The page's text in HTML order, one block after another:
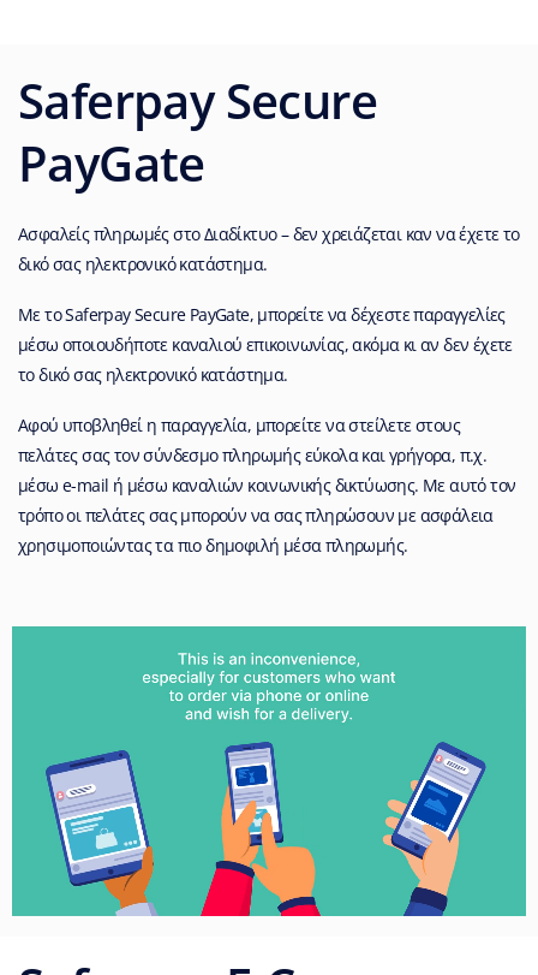
Saferpay Secure
PayGate
Ασφαλείς πληρωμές στο Διαδίκτυο – δεν χρειάζεται καν να έχετε το
δικό σας ηλεκτρονικό κατάστημα.
Με το Saferpay Secure PayGate, μπορείτε να δέχεστε παραγγελίες
μέσω οποιουδήποτε καναλιού επικοινωνίας, ακόμα κι αν δεν έχετε
το δικό σας ηλεκτρονικό κατάστημα.
Αφού υποβληθεί η παραγγελία, μπορείτε να στείλετε στους
πελάτες σας τον σύνδεσμο πληρωμής εύκολα και γρήγορα, π.χ.
μέσω e-mail ή μέσω καναλιών κοινωνικής δικτύωσης. Με αυτό τον
τρόπο οι πελάτες σας μπορούν να σας πληρώσουν με ασφάλεια
χρησιμοποιώντας τα πιο δημοφιλή μέσα πληρωμής.